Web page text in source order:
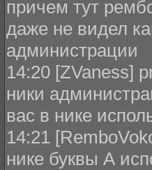
причем тут
даже не видел
администрации
14:20 [ZVaness]
ники
вас в нике
14:21
нике буквы А